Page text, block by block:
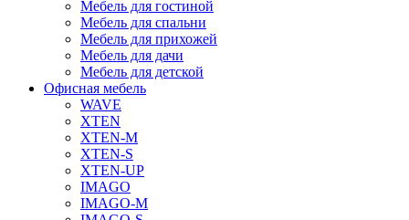
Мебель для гостиной
Мебель для спальни
Мебель для прихожей
Мебель для дачи
Мебель для детской
Офисная мебель
WAVE
XTEN
XTEN-M
XTEN-S
XTEN-UP
IMAGO
IMAGO-M